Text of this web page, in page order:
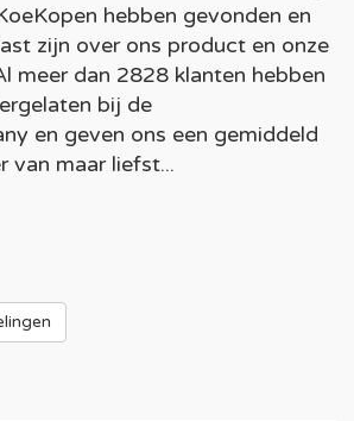
hebben gevonden en
zijn over ons product en onze
meer dan 2828 klanten hebben
bij de
en geven ons een gemiddeld
van maar liefst...